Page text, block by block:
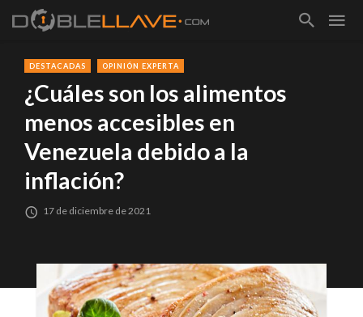
DESTACADAS OPINIÓN EXPERTA
¿Cuáles son los alimentos
menos accesibles en
Venezuela debido a la
inflación?
17 de diciembre de 2021